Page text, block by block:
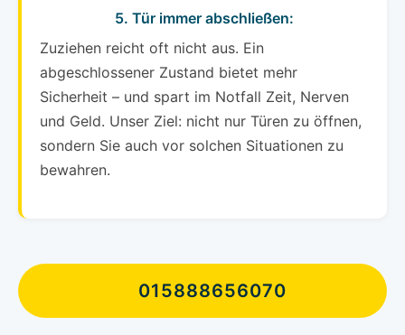
5. Tür immer abschließen:
Zuziehen reicht oft nicht aus. Ein
abgeschlossener Zustand bietet mehr
Sicherheit – und spart im Notfall Zeit, Nerven
und Geld. Unser Ziel: nicht nur Türen zu öffnen,
sondern Sie auch vor solchen Situationen zu
bewahren.
015888656070